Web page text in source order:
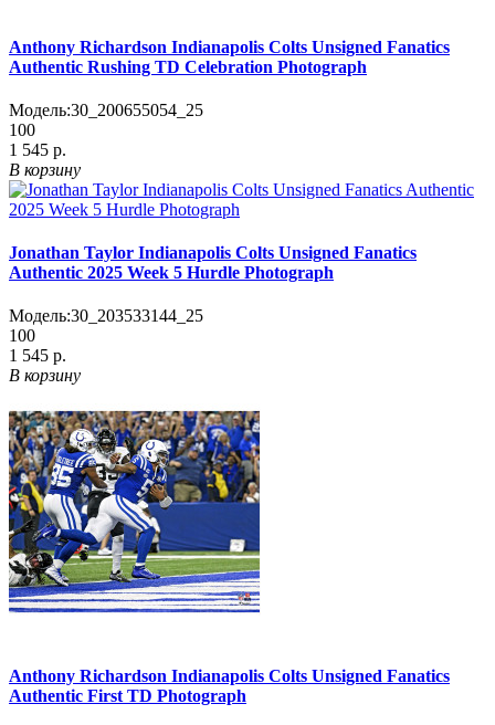
Anthony Richardson Indianapolis Colts Unsigned Fanatics
Authentic Rushing TD Celebration Photograph
Модель:30_200655054_25
100
1 545 р.
В корзину
Jonathan Taylor Indianapolis Colts Unsigned Fanatics
Authentic 2025 Week 5 Hurdle Photograph
Модель:30_203533144_25
100
1 545 р.
В корзину
Anthony Richardson Indianapolis Colts Unsigned Fanatics
Authentic First TD Photograph